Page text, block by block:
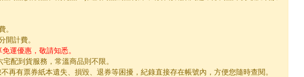
。
開計費。
運優惠，敬請知悉。
配到貨服務，常溫商品則不限。
再有票券紙本遺失、損毀、退券等困擾，紀錄直接存在帳號內，方便您隨時查閱。